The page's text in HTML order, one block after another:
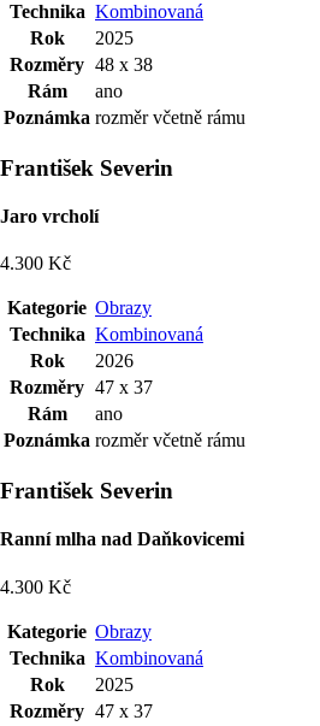
Technika Kombinovaná
Rok
2025
Rozměry 48 x 38
Rám
ano
Poznámka rozměr včetně rámu
František Severin
Jaro vrcholí
4.300 Kč
Kategorie Obrazy
Technika Kombinovaná
Rok
2026
Rozměry 47 x 37
Rám
ano
Poznámka rozměr včetně rámu
František Severin
Ranní mlha nad Daňkovicemi
4.300 Kč
Kategorie Obrazy
Technika Kombinovaná
Rok
2025
Rozměry 47 x 37